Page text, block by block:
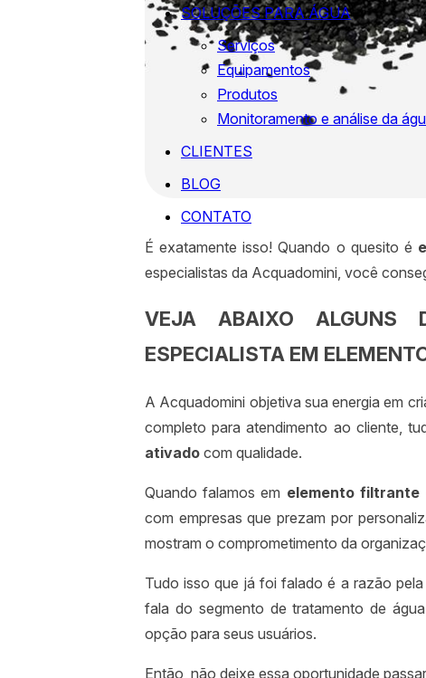
SOLUÇÕES PARA ÁGUA
Serviços
Equipamentos
Produtos
Monitoramento e análise da
CLIENTES
BLOG
CONTATO
É exatamente isso! Quando o quesito é
especialistas da Acquadomini, você
VEJA ABAIXO ALGUNS
ESPECIALISTA EM
A Acquadomini objetiva sua energia em
completo para atendimento ao cliente,
ativado com qualidade.
Quando falamos em elemento filtrante
com empresas que prezam por
mostram o comprometimento da
Tudo isso que já foi falado é a razão
fala do segmento de tratamento de
opção para seus usuários.
Então, não deixe essa oportunidade